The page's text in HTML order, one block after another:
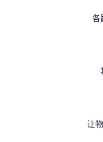
各
让